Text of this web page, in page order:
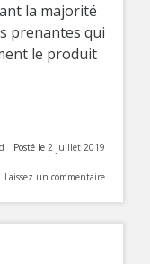
la majorité
prenantes qui
le produit
Posté le 2 juillet 2019
Laissez un commentaire